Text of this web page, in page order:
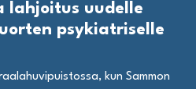
lahjoitus uudelle
psykiatriselle
kun Sammon